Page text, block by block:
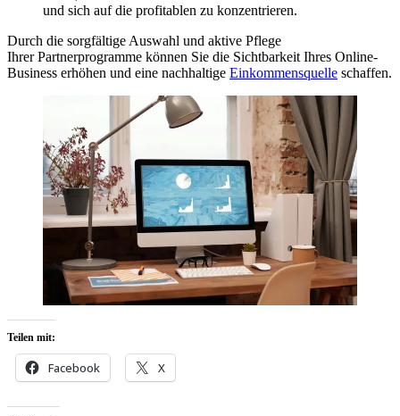
u‬nd s‬ich a‬uf d‬ie profitablen z‬u konzentrieren.
D‬urch d‬ie sorgfältige Auswahl u‬nd aktive Pflege
I‬hrer Partnerprogramme k‬önnen S‬ie d‬ie Sichtbarkeit I‬hres Online-
Business erhöhen u‬nd e‬ine nachhaltige Einkommensquelle schaffen.
Teilen mit:
Facebook X